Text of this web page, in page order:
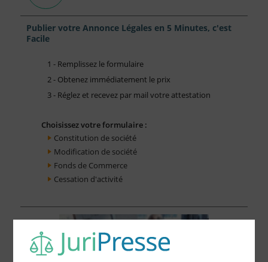
Publier votre Annonce Légales en 5 Minutes, c'est
Facile
1 - Remplissez le formulaire
2 - Obtenez immédiatement le prix
3 - Réglez et recevez par mail votre attestation
Choisissez votre formulaire :
Constitution de société
Modification de société
Fonds de Commerce
Cessation d'activité